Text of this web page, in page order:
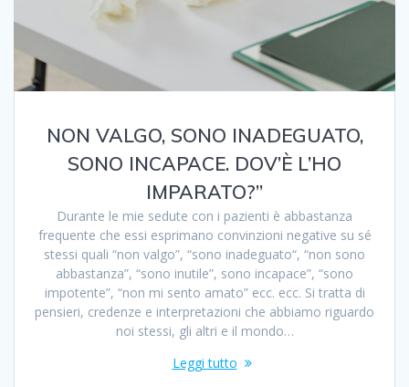
NON VALGO, SONO INADEGUATO,
SONO INCAPACE. DOV’È L’HO
IMPARATO?”
Durante le mie sedute con i pazienti è abbastanza
frequente che essi esprimano convinzioni negative su sé
stessi quali “non valgo”, “sono inadeguato“, “non sono
abbastanza”, “sono inutile”, sono incapace”, “sono
impotente”, “non mi sento amato” ecc. ecc. Si tratta di
pensieri, credenze e interpretazioni che abbiamo riguardo
noi stessi, gli altri e il mondo…
Leggi tutto